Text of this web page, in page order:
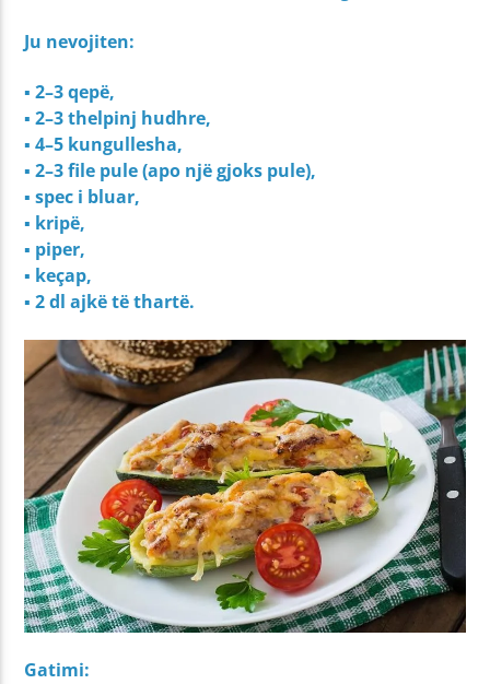
Ju nevojiten:
▪ 2–3 qepë,
▪ 2–3 thelpinj hudhre,
▪ 4–5 kungullesha,
▪ 2–3 file pule (apo një gjoks pule),
▪ spec i bluar,
▪ kripë,
▪ piper,
▪ keçap,
▪ 2 dl ajkë të thartë.
Gatimi: